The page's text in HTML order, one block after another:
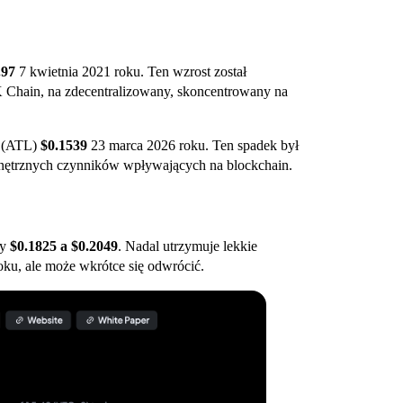
7 kwietnia 2021 roku. Ten wzrost został
na zdecentralizowany, skoncentrowany na
(ATL) $0.1539 23 marca 2026 roku. Ten spadek był
czynników wpływających na blockchain.
$0.1825 a $0.2049. Nadal utrzymuje lekkie
ale może wkrótce się odwrócić.